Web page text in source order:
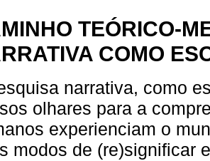
TEÓRICO-
COMO
narrativa, como
olhares para a
experienciam o
modos de (re)significar